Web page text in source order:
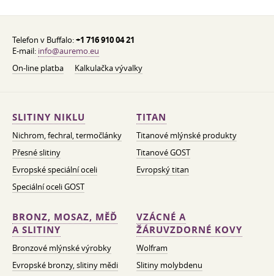
Telefon v Buffalo:+1 716 910 04 21
E-mail: info@auremo.eu
On-line platba
Kalkulačka vývalky
SLITINY NIKLU
Nichrom, fechral, termočlánky
Přesné slitiny
Evropské speciální oceli
Speciální oceli GOST
TITAN
Titanové mlýnské produkty
Titanové GOST
Evropský titan
BRONZ, MOSAZ, MĚĎ
A SLITINY
Bronzové mlýnské výrobky
Evropské bronzy, slitiny mědi
VZÁCNÉ A
ŽÁRUVZDORNÉ KOVY
Wolfram
Slitiny molybdenu